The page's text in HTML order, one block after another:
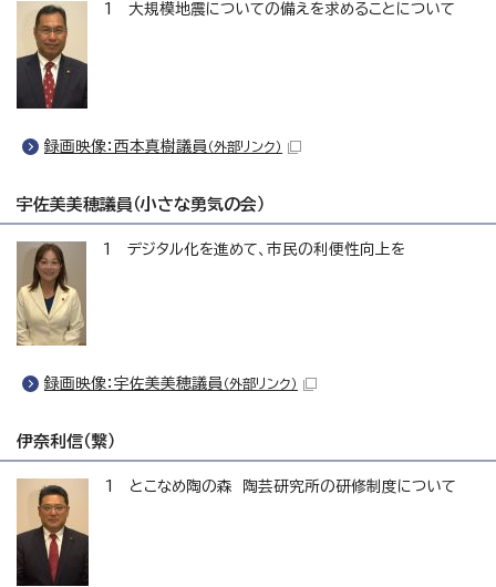
1 大規模地震についての備えを求めることについて
録画映像：西本真樹議員 （外部リンク）
宇佐美美穂議員（小さな勇気の会）
1 デジタル化を進めて、市民の利便性向上を
録画映像：宇佐美美穂議員 （外部リンク）
伊奈利信（繋）
1 とこなめ陶の森 陶芸研究所の研修制度について